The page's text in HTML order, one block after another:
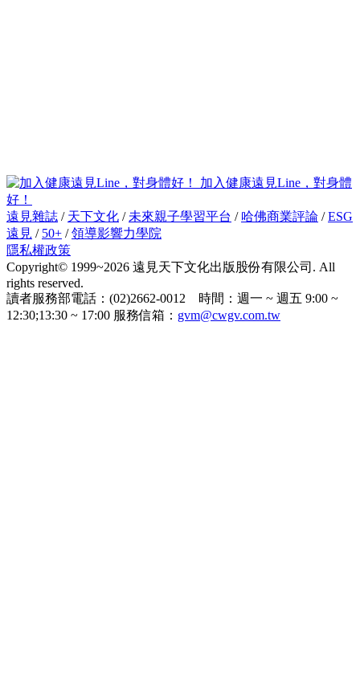
加入健康遠見Line，對身體
好！
遠見雜誌 / 天下文化 / 未來親子學習平台 / 哈佛商業評論 /ESG
遠見 / 50+ /領導影響力學院
隱私權政策
Copyright© 1999~2026 遠見天下文化出版股份有限公司. All
rights reserved.
讀者服務部電話：(02)2662-0012 時間：週一 ~ 週五 9:00 ~
12:30;13:30 ~ 17:00 服務信箱： gvm@cwgv.com.tw